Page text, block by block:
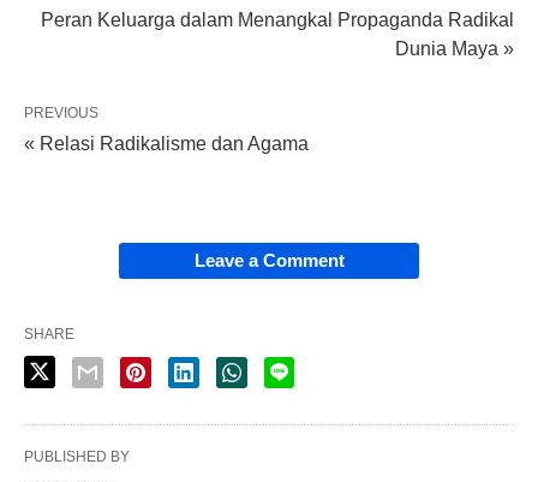
Peran Keluarga dalam Menangkal Propaganda Radikal
Dunia Maya »
PREVIOUS
« Relasi Radikalisme dan Agama
Leave a Comment
SHARE
PUBLISHED BY